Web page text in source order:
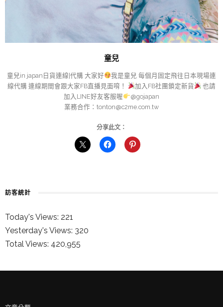
童兒
童兒in japan日貨連線|代購 大家好
我是童兒 每個月固定飛往日本現場連
線代購 連線期間會跟大家FB直播見面唷！
加入FB社團鎖定新貨
也請
加入LINE好友客服喔
@gojapan
業務合作： tonton@c2me.com.tw
分享此文：
訪客統計
Today's Views: 221
Yesterday's Views: 320
Total Views: 420,955
童兒的 INSTAGRAM